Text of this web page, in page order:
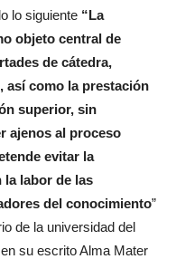
lo siguiente “La
objeto central de
de cátedra,
así como la prestación
superior, sin
ajenos al proceso
evitar la
la labor de las
del conocimiento”
de la universidad del
su escrito Alma Mater